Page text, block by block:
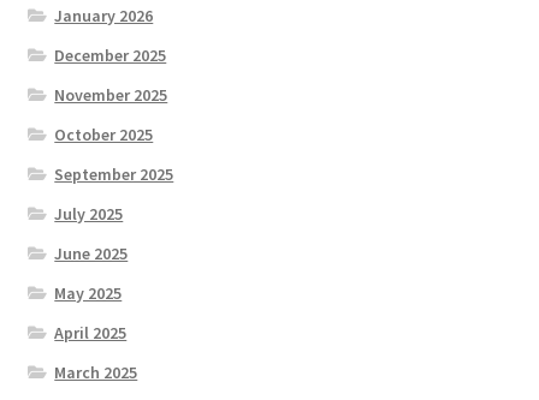
January 2026
December 2025
November 2025
October 2025
September 2025
July 2025
June 2025
May 2025
April 2025
March 2025